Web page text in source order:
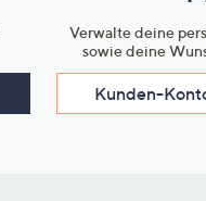
Verwalte deine
sowie deine
Kunden-